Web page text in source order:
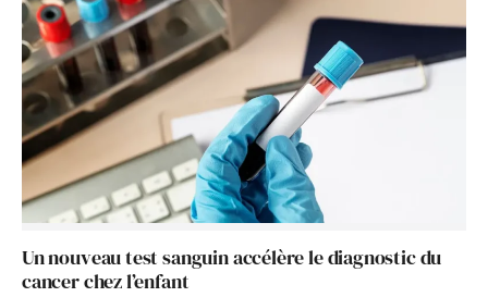
Un nouveau test sanguin accélère le diagnostic du
cancer chez l’enfant